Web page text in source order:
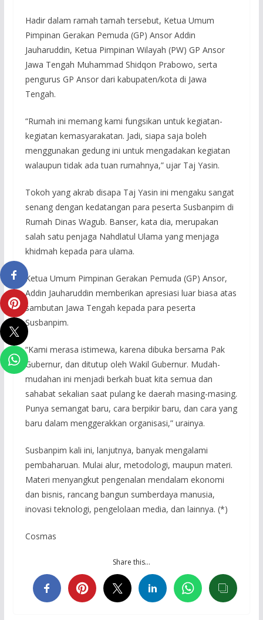
Hadir dalam ramah tamah tersebut, Ketua Umum
Pimpinan Gerakan Pemuda (GP) Ansor Addin
Jauharuddin, Ketua Pimpinan Wilayah (PW) GP Ansor
Jawa Tengah Muhammad Shidqon Prabowo, serta
pengurus GP Ansor dari kabupaten/kota di Jawa
Tengah.
“Rumah ini memang kami fungsikan untuk kegiatan-
kegiatan kemasyarakatan. Jadi, siapa saja boleh
menggunakan gedung ini untuk mengadakan kegiatan
walaupun tidak ada tuan rumahnya,” ujar Taj Yasin.
Tokoh yang akrab disapa Taj Yasin ini mengaku sangat
senang dengan kedatangan para peserta Susbanpim di
Rumah Dinas Wagub. Banser, kata dia, merupakan
salah satu penjaga Nahdlatul Ulama yang menjaga
khidmah kepada para ulama.
Ketua Umum Pimpinan Gerakan Pemuda (GP) Ansor,
Addin Jauharuddin memberikan apresiasi luar biasa atas
sambutan Jawa Tengah kepada para peserta
Susbanpim.
“Kami merasa istimewa, karena dibuka bersama Pak
Gubernur, dan ditutup oleh Wakil Gubernur. Mudah-
mudahan ini menjadi berkah buat kita semua dan
sahabat sekalian saat pulang ke daerah masing-masing.
Punya semangat baru, cara berpikir baru, dan cara yang
baru dalam menggerakkan organisasi,” urainya.
Susbanpim kali ini, lanjutnya, banyak mengalami
pembaharuan. Mulai alur, metodologi, maupun materi.
Materi menyangkut pengenalan mendalam ekonomi
dan bisnis, rancang bangun sumberdaya manusia,
inovasi teknologi, pengelolaan media, dan lainnya. (*)
Cosmas
Share this…